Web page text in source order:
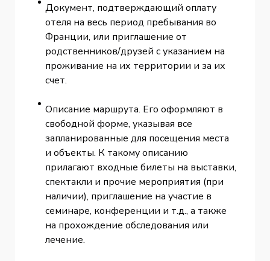
Документ, подтверждающий оплату
отеля на весь период пребывания во
Франции, или приглашение от
родственников/друзей с указанием на
проживание на их территории и за их
счет.
Описание маршрута. Его оформляют в
свободной форме, указывая все
запланированные для посещения места
и объекты. К такому описанию
прилагают входные билеты на выставки,
спектакли и прочие мероприятия (при
наличии), приглашение на участие в
семинаре, конференции и т.д., а также
на прохождение обследования или
лечение.